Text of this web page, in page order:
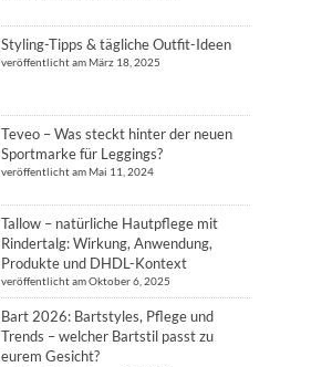
Styling-Tipps & tägliche Outfit-Ideen
veröffentlicht am März 18, 2025
Teveo – Was steckt hinter der neuen
Sportmarke für Leggings?
veröffentlicht am Mai 11, 2024
Tallow – natürliche Hautpflege mit
Rindertalg: Wirkung, Anwendung,
Produkte und DHDL-Kontext
veröffentlicht am Oktober 6, 2025
Bart 2026: Bartstyles, Pflege und
Trends – welcher Bartstil passt zu
eurem Gesicht?